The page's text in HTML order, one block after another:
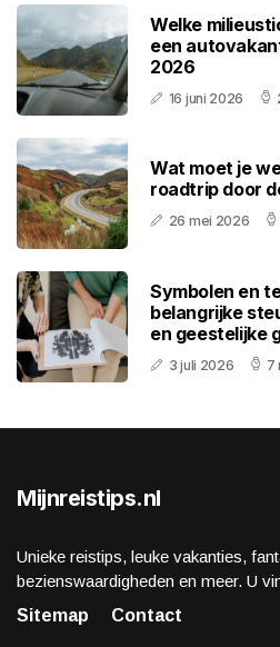
Welke
een
2026
16 juni 2026
Wat moet je
roadtrip door
26 mei 2026
Symbolen en
belangrijke
en geestelijke
3 juli 2026 7
Mijnreistips.nl
Unieke reistips, leuke vakanties,
bezienswaardigheden en meer. U
Sitemap
Contact